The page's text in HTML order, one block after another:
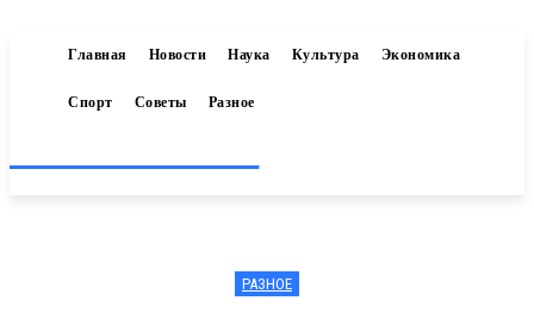
Главная Новости Наука Культура Экономика
Спорт Советы Разное
РАЗНОЕ